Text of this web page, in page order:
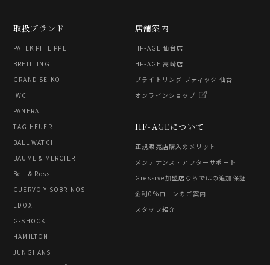
取扱ブランド
PATEK PHILIPPE
BREITLING
GRAND SEIKO
IWC
PANERAI
TAG HEUER
BALL WATCH
BAUME & MERCIER
Bell & Ross
CUERVO Y SOBRINOS
EDOX
G-SHOCK
HAMILTON
JUNGHANS
HF-AGEについて
正規販売店購入のメリット
メンテナンス・アフターサポート
Gressive加盟店ならではの追加保証
金利0%ローンのご案内
スタッフ紹介
店舗案内
HF-AGE 仙台店
HF-AGE 高崎店
ブライトリング ブティック 仙台
オンラインショップ